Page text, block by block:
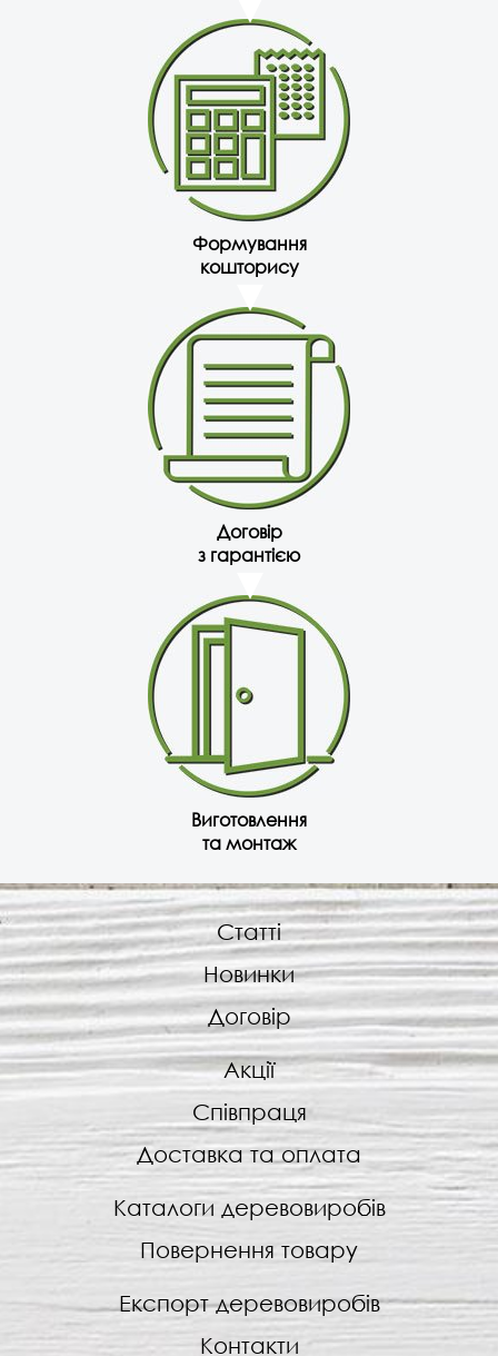
Формування
кошторису
Договір
з гарантією
Виготовлення
та монтаж
Статті
Новинки
Договір
Акції
Співпраця
Доставка та оплата
Каталоги деревовиробів
Повернення товару
Експорт деревовиробів
Контакти